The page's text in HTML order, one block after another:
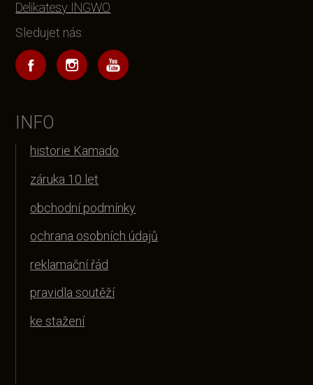
Delikatesy INGWO
Sledujet nás:
INFO
historie Kamado
záruka 10 let
obchodní podmínky
ochrana osobních údajů
reklamační řád
pravidla soutěží
ke stažení